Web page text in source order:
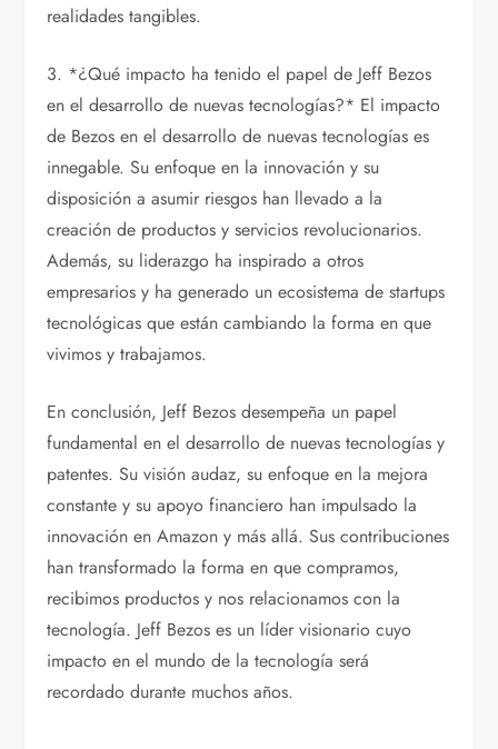
realidades tangibles.
3. *¿Qué impacto ha tenido el papel de Jeff Bezos
en el desarrollo de nuevas tecnologías?* El impacto
de Bezos en el desarrollo de nuevas tecnologías es
innegable. Su enfoque en la innovación y su
disposición a asumir riesgos han llevado a la
creación de productos y servicios revolucionarios.
Además, su liderazgo ha inspirado a otros
empresarios y ha generado un ecosistema de startups
tecnológicas que están cambiando la forma en que
vivimos y trabajamos.
En conclusión, Jeff Bezos desempeña un papel
fundamental en el desarrollo de nuevas tecnologías y
patentes. Su visión audaz, su enfoque en la mejora
constante y su apoyo financiero han impulsado la
innovación en Amazon y más allá. Sus contribuciones
han transformado la forma en que compramos,
recibimos productos y nos relacionamos con la
tecnología. Jeff Bezos es un líder visionario cuyo
impacto en el mundo de la tecnología será
recordado durante muchos años.